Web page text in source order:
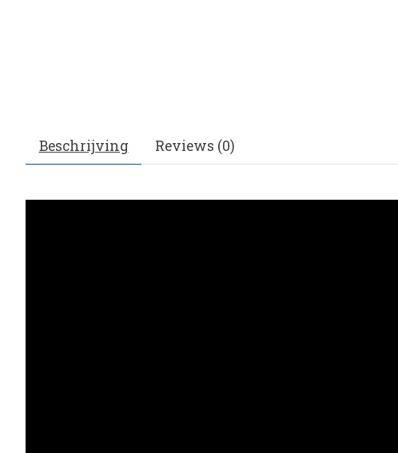
Beschrijving Reviews (0)